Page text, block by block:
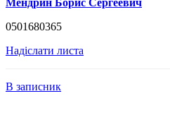
Мендрин Борис Сергеевич
0501680365
Надіслати листа
В записник